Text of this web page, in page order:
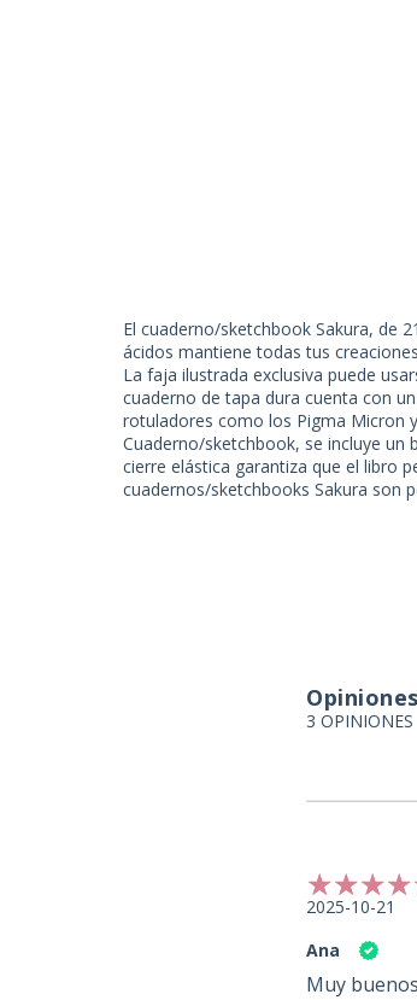
El cuaderno/sketchbook Sakura, de
ácidos mantiene todas tus
La faja ilustrada exclusiva puede
cuaderno de tapa dura cuenta con
rotuladores como los Pigma Micron
Cuaderno/sketchbook, se incluye un
cierre elástica garantiza que el libro
cuadernos/sketchbooks Sakura son
3 OPINIONES
2025-10-21
Ana
Muy